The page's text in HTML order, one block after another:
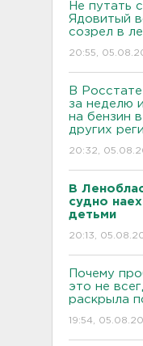
Не путать
Ядовитый
созрел в
20:55,
В Росстате
за неделю
на бензин
других
20:32,
В
судно
детьми
20:13,
Почему
это не
раскрыла
19:54,